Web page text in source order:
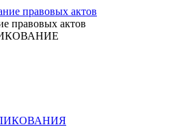
правовых актов